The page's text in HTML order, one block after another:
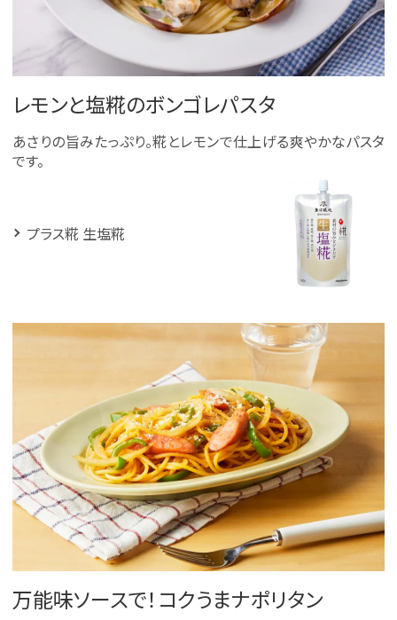
レモンと塩糀のボンゴレパスタ
あさりの旨みたっぷり。糀とレモンで仕上げる爽やかなパスタ
です。
プラス糀 生塩糀
万能味ソースで！コクうまナポリタン